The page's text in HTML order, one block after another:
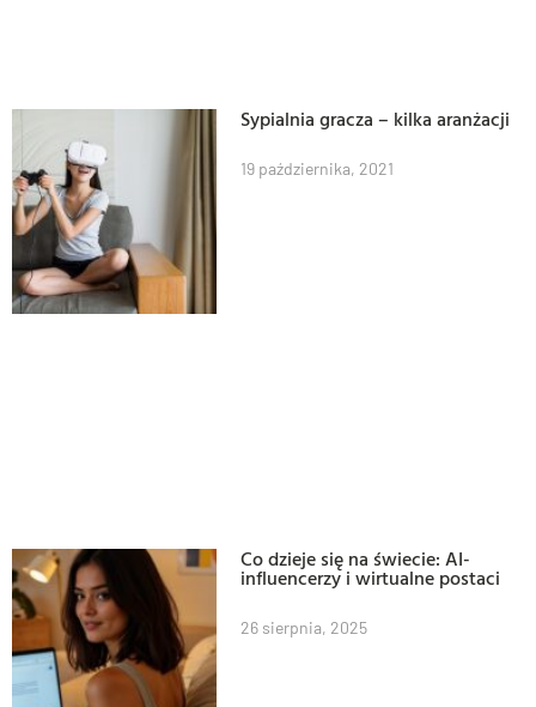
Sypialnia gracza – kilka aranżacji
19 października, 2021
Co dzieje się na świecie: AI-
influencerzy i wirtualne postaci
26 sierpnia, 2025